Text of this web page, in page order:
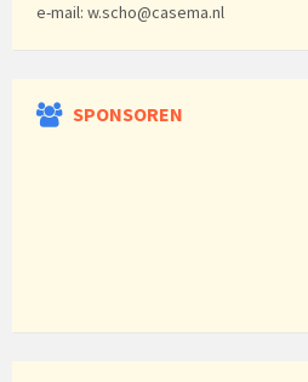
e-mail: w.scho@casema.nl
SPONSOREN